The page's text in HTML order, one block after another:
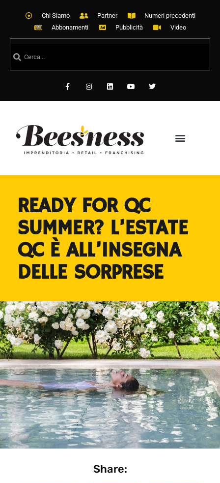
Chi Siamo Partner
Numeri precedenti
Abbonamenti
Pubblicità Video
READY FOR QC
SUMMER? L’ESTATE
QC È ALL’INSEGNA
DELLE SORPRESE
Share: